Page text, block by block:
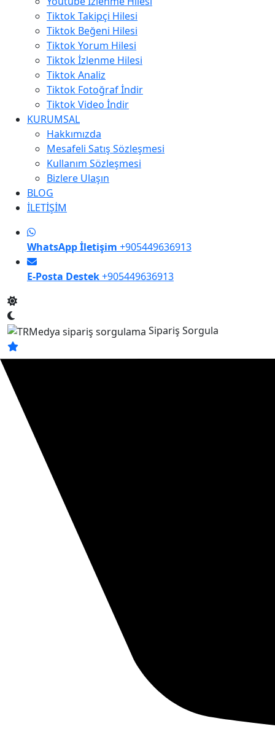
Tiktok Takipçi Hilesi
Tiktok Beğeni Hilesi
Tiktok Yorum Hilesi
Tiktok İzlenme Hilesi
Tiktok Analiz
Tiktok Fotoğraf İndir
Tiktok Video İndir
KURUMSAL
Hakkımızda
Mesafeli Satış Sözleşmesi
Kullanım Sözleşmesi
Bizlere Ulaşın
BLOG
İLETİŞİM
WhatsApp İletişim +905449636913
E-Posta Destek+905449636913
Sipariş Sorgula